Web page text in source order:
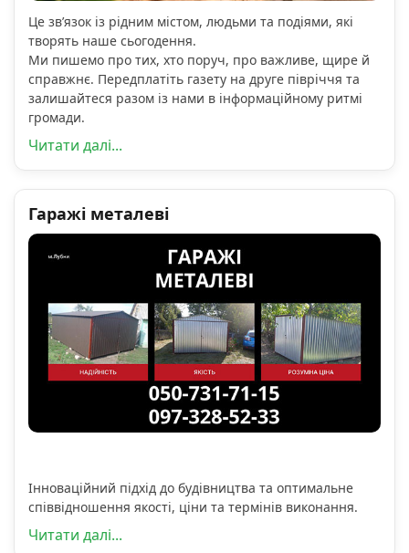
Це зв’язок із рідним містом, людьми та подіями, які
творять наше сьогодення.
Ми пишемо про тих, хто поруч, про важливе, щире й
справжнє. Передплатіть газету на друге півріччя та
залишайтеся разом із нами в інформаційному ритмі
громади.
Читати далі...
Гаражі металеві
Інноваційний підхід до будівництва та оптимальне
співвідношення якості, ціни та термінів виконання.
Читати далі...